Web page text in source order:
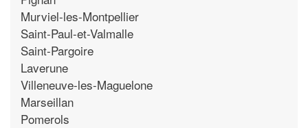
Murviel-les-Montpellier
Saint-Paul-et-Valmalle
Saint-Pargoire
Laverune
Villeneuve-les-Maguelone
Marseillan
Pomerols